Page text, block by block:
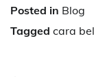
Posted in Blog
Tagged cara